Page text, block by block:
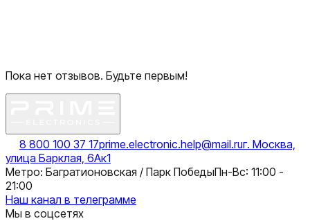
Пока нет отзывов. Будьте первым!
8 800 100 37 17prime.electronic.help@mail.ruг. Москва,
улица Барклая, 6Ак1
Метро: Багратионовская / Парк ПобедыПн-Вс: 11:00 -
21:00
Наш канал в телеграмме
Мы в соцсетях